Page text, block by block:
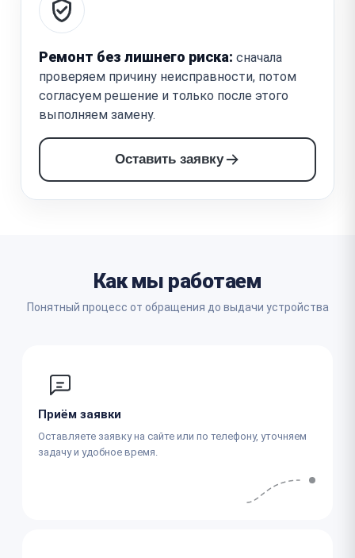
Ремонт без лишнего риска: сначала
проверяем причину неисправности, потом
согласуем решение и только после этого
выполняем замену.
Оставить заявку
Как мы работаем
Понятный процесс от обращения до выдачи устройства
Приём заявки
Оставляете заявку на сайте или по телефону, уточняем
задачу и удобное время.